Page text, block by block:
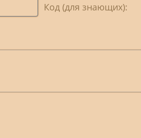
Код (для знающих):